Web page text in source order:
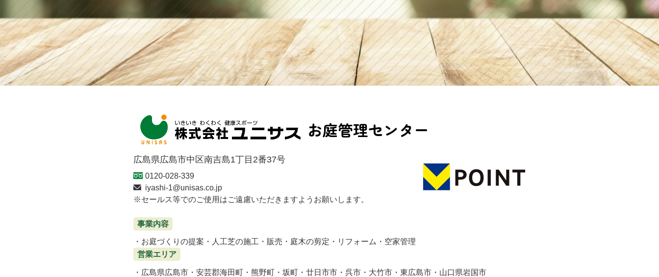
お庭管理センター
広島県広島市中区南吉島1丁目2番37号
0120-028-339
iyashi-1@unisas.co.jp
セールス等でのご使用はご遠慮いただきますようお願いします。
事業内容
お庭づくりの提案 人工芝の施工・販売 庭木の剪定 リフォーム
空家管理
営業エリア
広島県広島市 安芸郡海田町 熊野町 坂町 廿日市市 呉市 大竹市 東広島市 山口県岩国市